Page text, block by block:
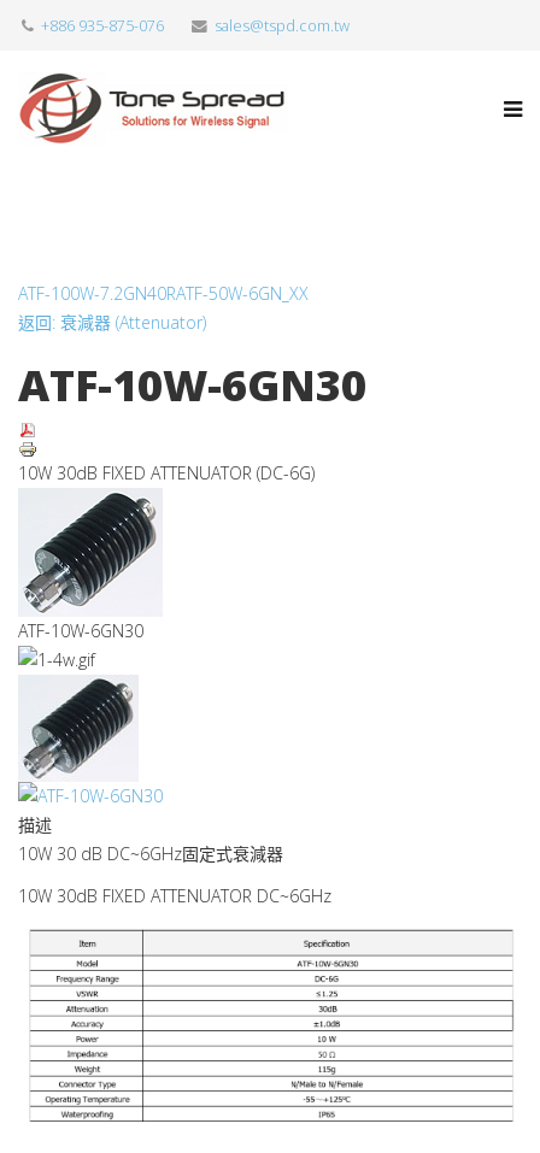
+886 935-875-076 sales@tspd.com.tw
ATF-100W-7.2GN40RATF-50W-6GN_XX
返回: 衰減器 (Attenuator)
ATF-10W-6GN30
10W 30dB FIXED ATTENUATOR (DC-6G)
ATF-10W-6GN30
描述
10W 30 dB DC~6GHz 固定式衰減器
10W 30dB FIXED ATTENUATOR DC~6GHz